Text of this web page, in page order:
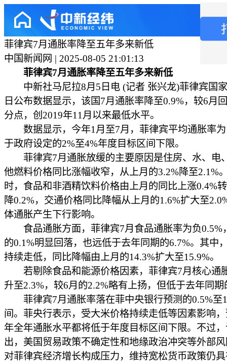
菲律宾7月通胀率降至五年多来新低
中国新闻网 | 2025-08-05 21:01:13
菲律宾7月通胀率降至五年多来新低
中新社马尼拉8月5日电 (记者 张兴龙)菲律宾国
日公布数据显示，该国7月通胀率降至0.9%，较6月
分点，创2019年11月以来最低水平。
数据显示，今年1月至7月，菲律宾平均通胀率为
于政府设定的2%至4%年度目标区间下限。
菲律宾7月通胀放缓的主要原因是住房、水、电
他燃料价格同比涨幅收窄，从上月的3.2%降至2.1%
时，食品和非酒精饮料价格由上月的同比上涨0.4%
降0.2%，交通价格同比降幅从上月的1.6%扩大至
体通胀产生下行影响。
食品通胀方面，菲律宾7月食品通胀率为负0.5%
的0.1%明显回落，也远低于去年同期的6.7%。其中
持续走低，同比降幅由上月的14.3%扩大至15.9%。
若剔除食品和能源价格因素，菲律宾7月核心通
升至2.3%，较6月的2.2%略有上扬，但低于去年同期
菲律宾7月通胀率落在菲中央银行预测的0.5%至
间。菲央行表示，受大米价格持续走低等因素影响
年全年通胀水平都将低于年度目标区间下限。不过
出，美国贸易政策不确定性和地缘政治冲突等外部
对菲律宾经济增长构成压力，维持宽松货币政策仍